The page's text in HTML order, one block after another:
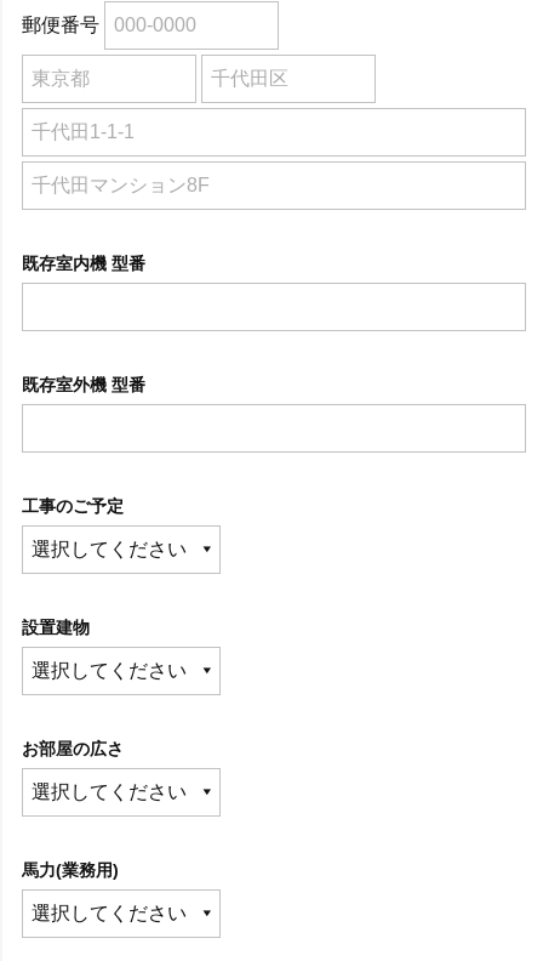
郵便番号
既存室内機 型番
既存室外機 型番
工事のご予定
設置建物
お部屋の広さ
馬力(業務用)